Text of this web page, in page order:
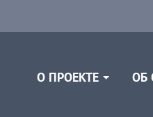
О ПРОЕКТЕ ОБ